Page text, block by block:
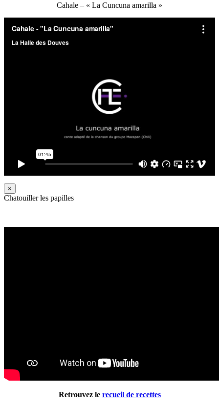
Cahale – « La Cuncuna amarilla »
×
Chatouiller les papilles
Retrouvez le recueil de recettes